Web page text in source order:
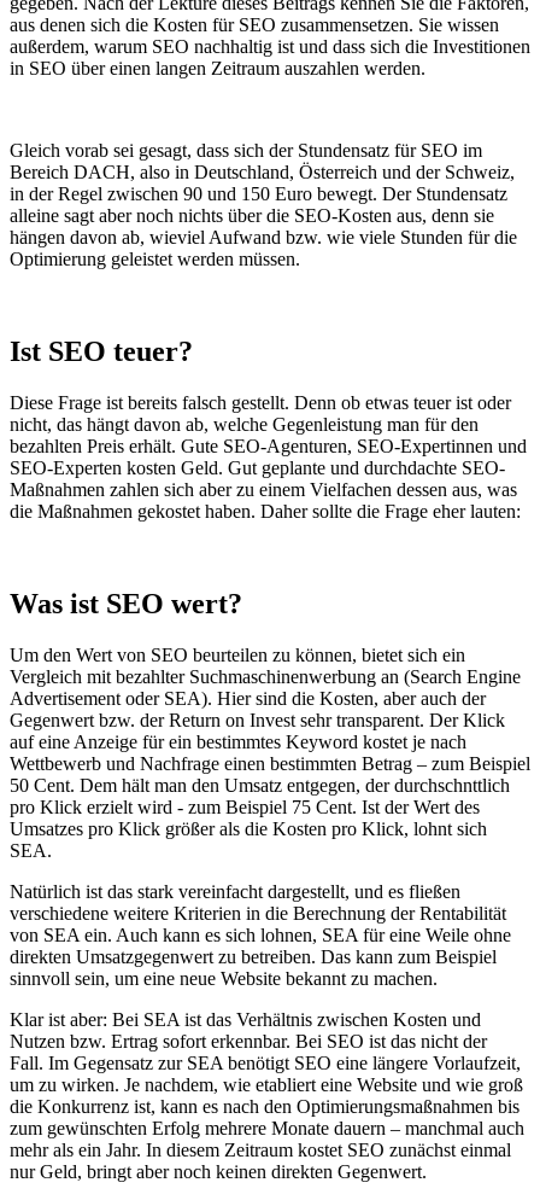
aus denen sich die Kosten für SEO zusammensetzen. Sie wissen
außerdem, warum SEO nachhaltig ist und dass sich die Investitionen
in SEO über einen langen Zeitraum auszahlen werden.
Gleich vorab sei gesagt, dass sich der Stundensatz für SEO im
Bereich DACH, also in Deutschland, Österreich und der Schweiz,
in der Regel zwischen 90 und 150 Euro bewegt. Der Stundensatz
alleine sagt aber noch nichts über die SEO-Kosten aus, denn sie
hängen davon ab, wieviel Aufwand bzw. wie viele Stunden für die
Optimierung geleistet werden müssen.
Ist SEO teuer?
Diese Frage ist bereits falsch gestellt. Denn ob etwas teuer ist oder
nicht, das hängt davon ab, welche Gegenleistung man für den
bezahlten Preis erhält. Gute SEO-Agenturen, SEO-Expertinnen und
SEO-Experten kosten Geld. Gut geplante und durchdachte SEO-
Maßnahmen zahlen sich aber zu einem Vielfachen dessen aus, was
die Maßnahmen gekostet haben. Daher sollte die Frage eher lauten:
Was ist SEO wert?
Um den Wert von SEO beurteilen zu können, bietet sich ein
Vergleich mit bezahlter Suchmaschinenwerbung an (Search Engine
Advertisement oder SEA). Hier sind die Kosten, aber auch der
Gegenwert bzw. der Return on Invest sehr transparent. Der Klick
auf eine Anzeige für ein bestimmtes Keyword kostet je nach
Wettbewerb und Nachfrage einen bestimmten Betrag – zum Beispiel
50 Cent. Dem hält man den Umsatz entgegen, der durchschnttlich
pro Klick erzielt wird - zum Beispiel 75 Cent. Ist der Wert des
Umsatzes pro Klick größer als die Kosten pro Klick, lohnt sich
SEA.
Natürlich ist das stark vereinfacht dargestellt, und es fließen
verschiedene weitere Kriterien in die Berechnung der Rentabilität
von SEA ein. Auch kann es sich lohnen, SEA für eine Weile ohne
direkten Umsatzgegenwert zu betreiben. Das kann zum Beispiel
sinnvoll sein, um eine neue Website bekannt zu machen.
Klar ist aber: Bei SEA ist das Verhältnis zwischen Kosten und
Nutzen bzw. Ertrag sofort erkennbar. Bei SEO ist das nicht der
Fall. Im Gegensatz zur SEA benötigt SEO eine längere Vorlaufzeit,
um zu wirken. Je nachdem, wie etabliert eine Website und wie groß
die Konkurrenz ist, kann es nach den Optimierungsmaßnahmen bis
zum gewünschten Erfolg mehrere Monate dauern – manchmal auch
mehr als ein Jahr. In diesem Zeitraum kostet SEO zunächst einmal
nur Geld, bringt aber noch keinen direkten Gegenwert.